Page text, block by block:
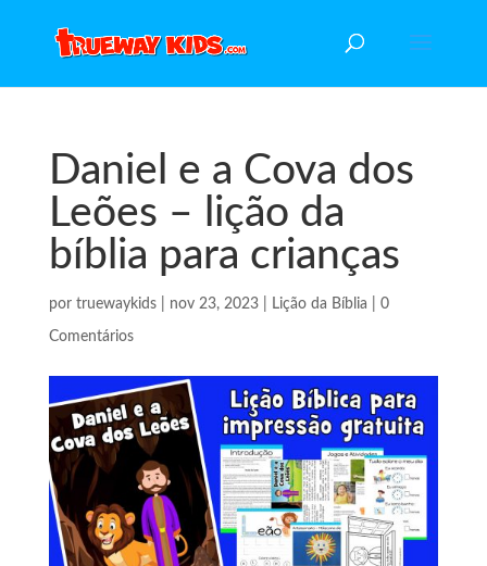
Daniel e a Cova dos
Leões – lição da
bíblia para crianças
por truewaykids| nov 23, 2023| Lição da Bíblia 0
Comentários